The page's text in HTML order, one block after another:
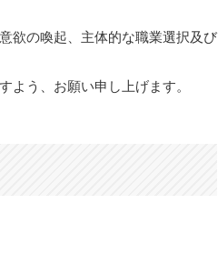
欲の喚起、主体的な職業選択及び
よう、お願い申し上げます。